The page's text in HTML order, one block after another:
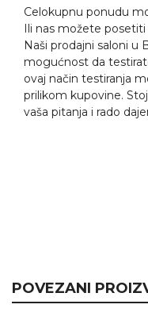
Celokupnu ponudu
Ili nas možete
Naši prodajni saloni u
mogućnost da
ovaj način testiranja
prilikom kupovine.
vaša pitanja i rado
POVEZANI